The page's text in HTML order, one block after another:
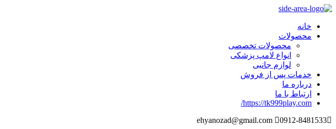
خانه
محصولات
محصولات تخصصی
انواع لامپ پزشکی
لوازم جانبی
خدمات پس از فروش
درباره ما
ارتباط با ما
https://tk999play.com/
ehyanozad@gmail.com
0912-8481533